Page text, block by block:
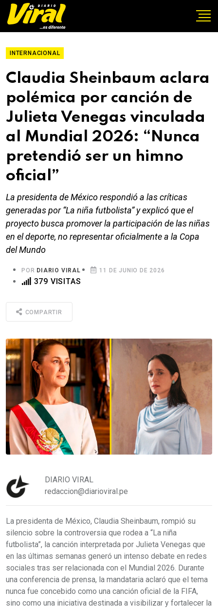
INTERNACIONAL
Claudia Sheinbaum aclara
polémica por canción de
Julieta Venegas vinculada
al Mundial 2026: “Nunca
pretendió ser un himno
oficial”
La presidenta de México respondió a las críticas
generadas por “La niña futbolista” y explicó que el
proyecto busca promover la participación de las niñas
en el deporte, no representar oficialmente a la Copa
del Mundo
POR DIARIO VIRAL 11 DE JUNIO DE 2026
379 VISITAS
COMPARTIR
DIARIO VIRAL
redaccion@diarioviral.pe
La presidenta de México, Claudia Sheinbaum, rompió su
silencio sobre la controversia que rodea a “La niña
futbolista”, la canción interpretada por Julieta Venegas que
en las últimas semanas generó un intenso debate en redes
sociales tras ser relacionada con el Mundial 2026. Durante
una conferencia de prensa, la mandataria aclaró que el tema
nunca fue concebido como una canción oficial de la FIFA,
sino como una iniciativa destinada a visibilizar y fortalecer la